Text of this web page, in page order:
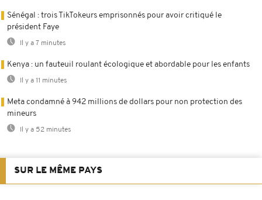
Sénégal : trois TikTokeurs emprisonnés pour avoir critiqué le
président Faye
Il y a 7 minutes
Kenya : un fauteuil roulant écologique et abordable pour les enfants
Il y a 11 minutes
Meta condamné à 942 millions de dollars pour non protection des
mineurs
Il y a 52 minutes
SUR LE MÊME PAYS